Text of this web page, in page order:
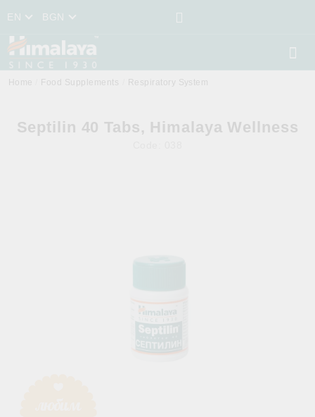
EN BGN
Home Food Supplements Respiratory System
Septilin 40 Tabs, Himalaya Wellness